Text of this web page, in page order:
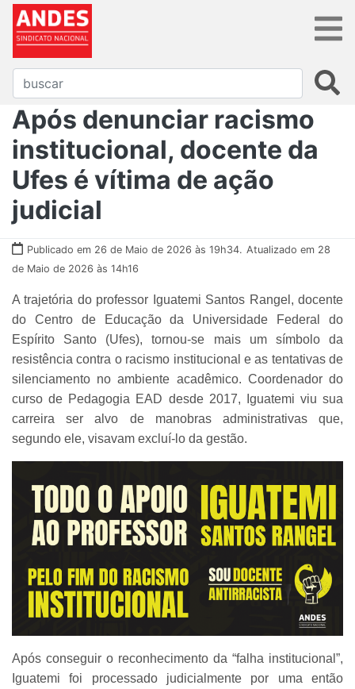
Após denunciar racismo
institucional, docente da
Ufes é vítima de ação
judicial
Publicado em 26 de Maio de 2026 às 19h34. Atualizado em 28
de Maio de 2026 às 14h16
A trajetória do professor Iguatemi Santos Rangel, docente
do Centro de Educação da Universidade Federal do
Espírito Santo (Ufes), tornou-se mais um símbolo da
resistência contra o racismo institucional e as tentativas de
silenciamento no ambiente acadêmico. Coordenador do
curso de Pedagogia EAD desde 2017, Iguatemi viu sua
carreira ser alvo de manobras administrativas que,
segundo ele, visavam excluí-lo da gestão.
Após conseguir o reconhecimento da “falha institucional”,
Iguatemi foi processado judicialmente por uma então